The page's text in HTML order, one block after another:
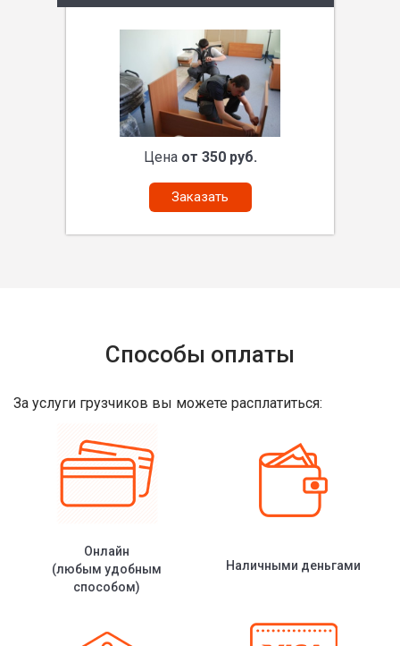
Цена от 350 руб.
Заказать
Способы оплаты
За услуги грузчиков вы можете расплатиться:
Онлайн
(любым удобным
способом)
Наличными деньгами